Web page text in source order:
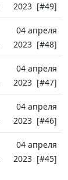
2023 [#49]
04 апреля
2023 [#48]
04 апреля
2023 [#47]
04 апреля
2023 [#46]
04 апреля
2023 [#45]